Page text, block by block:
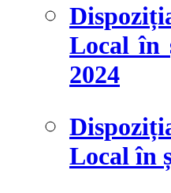
Local în
2024
Local în